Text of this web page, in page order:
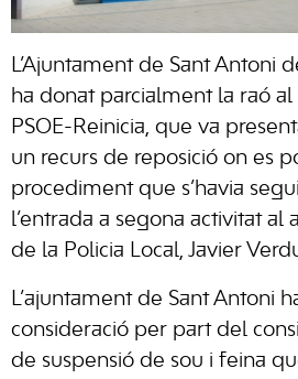
L’Ajuntament de Sant Antoni
ha donat parcialment la raó
PSOE-Reinicia, que va
un recurs de reposició on es
procediment que s’havia
l’entrada a segona activitat al
de la Policia Local, Javier
L’ajuntament de Sant Antoni
consideració per part del
de suspensió de sou i feina